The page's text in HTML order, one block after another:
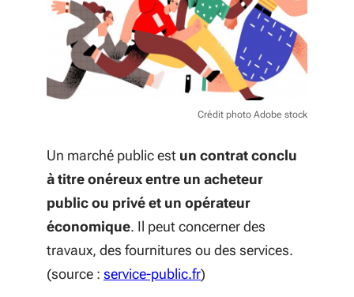
Crédit photo Adobe stock
Un marché public est un contrat conclu
à titre onéreux entre un acheteur
public ou privé et un opérateur
économique. Il peut concerner des
travaux, des fournitures ou des services.
(source : service-public.fr(S'ouvre dans une
)